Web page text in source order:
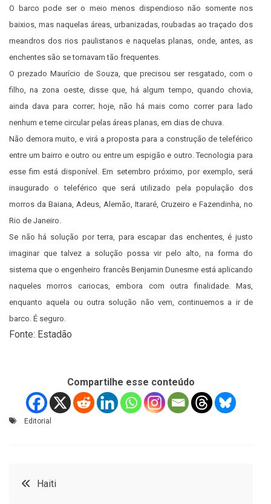
O barco pode ser o meio menos dispendioso não somente nos
baixios, mas naquelas áreas, urbanizadas, roubadas ao traçado dos
meandros dos rios paulistanos e naquelas planas, onde, antes, as
enchentes são se tornavam tão frequentes.
O prezado Maurício de Souza, que precisou ser resgatado, com o
filho, na zona oeste, disse que, há algum tempo, quando chovia,
ainda dava para correr; hoje, não há mais como correr para lado
nenhum e teme circular pelas áreas planas, em dias de chuva.
Não demora muito, e virá a proposta para a construção de teleférico
entre um bairro e outro ou entre um espigão e outro. Tecnologia para
esse fim está disponível. Em setembro próximo, por exemplo, será
inaugurado o teleférico que será utilizado pela população dos
morros da Baiana, Adeus, Alemão, Itararé, Cruzeiro e Fazendinha, no
Rio de Janeiro.
Se não há solução por terra, para escapar das enchentes, é justo
imaginar que talvez a solução possa vir pelo alto, na forma do
sistema que o engenheiro francês Benjamin Dunesme está aplicando
naqueles morros cariocas, embora com outra finalidade. Mas,
enquanto aquela ou outra solução não vem, continuemos a ir de
barco. É seguro.
Fonte: Estadão
Compartilhe esse conteúdo
Editorial
Navegação
Haiti